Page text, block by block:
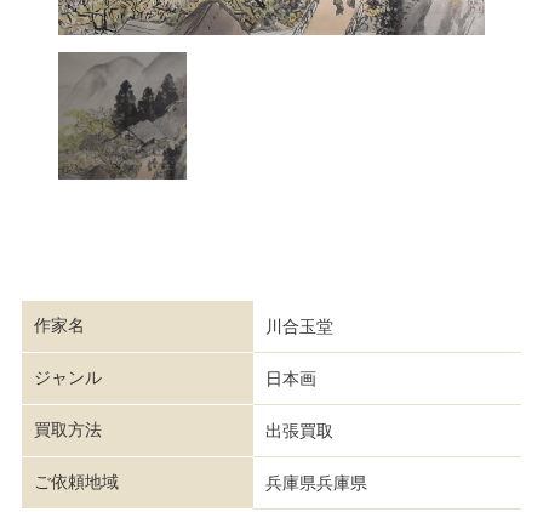
作家名 川合玉堂
ジャンル 日本画
買取方法 出張買取
ご依頼地域 兵庫県兵庫県